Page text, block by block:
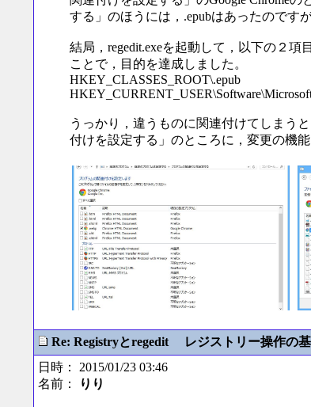
する」のほうには，.epubはあったのです
結局，regedit.exeを起動して，以下の２
ことで，目的を達成しました。
HKEY_CLASSES_ROOT\.epub
うっかり，違うものに関連付けてしまう
付けを設定する」のところに，変更の機
Re: Registryとregedit レジストリー操作の
日時： 2015/01/23 03:46
名前：
りり